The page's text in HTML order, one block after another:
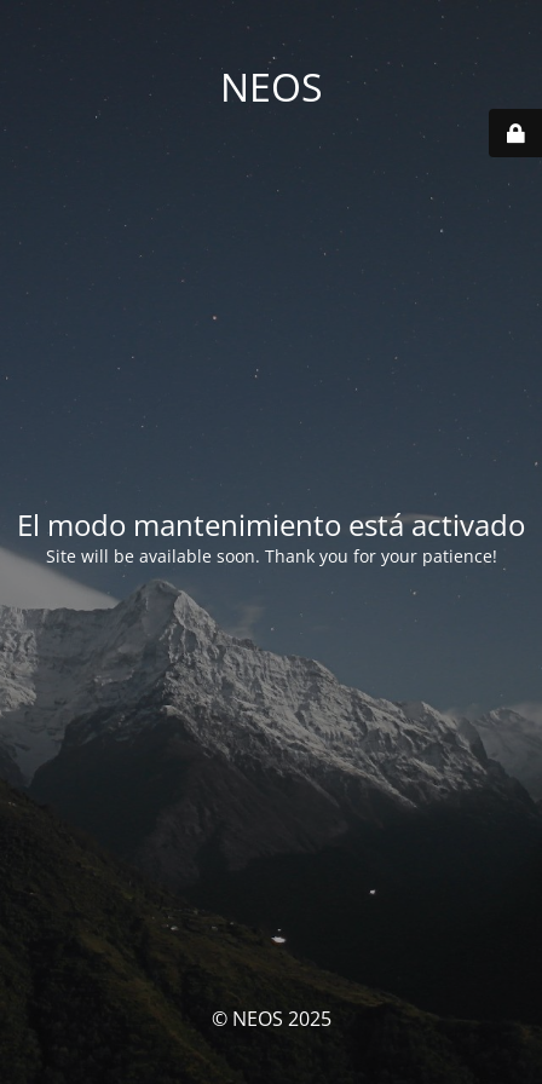
NEOS
El modo mantenimiento está activado
Site will be available soon. Thank you for your patience!
© NEOS 2025